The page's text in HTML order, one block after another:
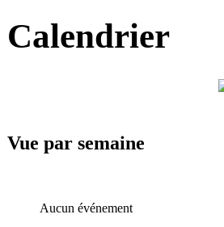
Calendrier
Vue par semaine
Aucun événement